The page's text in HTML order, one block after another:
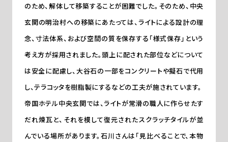
のため、解体して移築することが困難でした。そのため、中央
玄関の明治村への移築にあたっては、ライトによる設計の理
念、寸法体系、および空間の質を保存する「様式保存」という
考え方が採用されました。頭上に配された部位などについて
は安全に配慮し、大谷石の一部をコンクリートや擬石で代用
し、テラコッタを樹脂製にするなどの工夫が施されています。
帝国ホテル中央玄関では、ライトが常滑の職人に作らせたす
だれ煉瓦と、それを模して復元されたスクラッチタイルが並
んでいる場所があります。石川さんは「見比べることで、本物